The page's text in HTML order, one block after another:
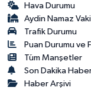
Hava Durumu
Aydin Namaz
Trafik Durumu
Puan Durumu ve
Tüm Manşetler
Son Dakika
Haber Arşivi